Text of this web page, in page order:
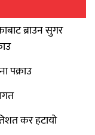
ब्राउन सुगर
पक्राउ
कर हटायो